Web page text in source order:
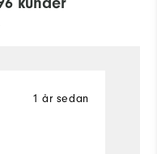
1 år sedan